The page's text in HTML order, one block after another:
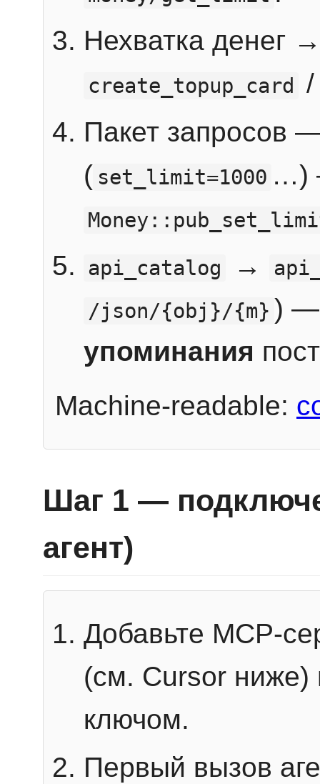
Нехватка денег
create_topup_card
Пакет запросов
( set_limit=1000 …)
api_catalog
→
/json/{obj}/{m} ) —
упоминания
Machine-readable:
Шаг 1 —
агент)
Добавьте MCP-
(см. Cursor ниже)
ключом.
Первый вызов